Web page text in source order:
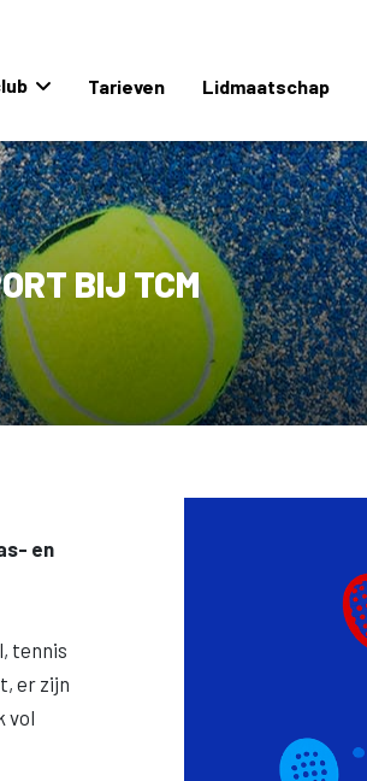
Tarieven Lidmaatschap
BIJ TCM
en
tennis
er zijn
vol